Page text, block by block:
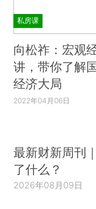
私房课
向松祚：宏观
讲，带你了解
经济大局
2022年04月06日
最新财新周刊
了什么？
2026年08月09日